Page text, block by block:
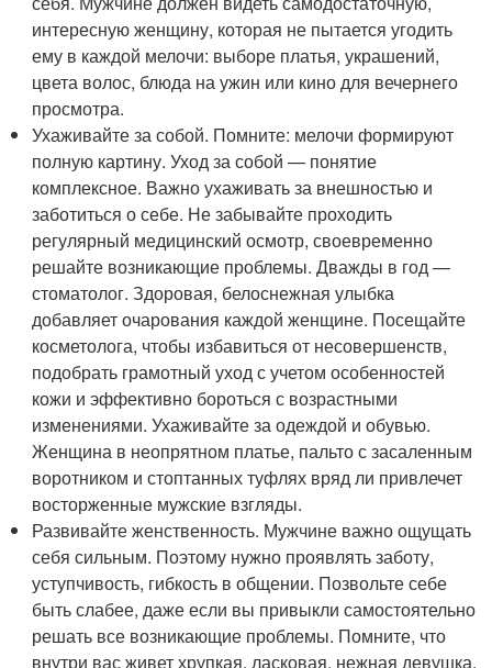
интересную женщину, которая не пытается угодить
ему в каждой мелочи: выборе платья, украшений,
цвета волос, блюда на ужин или кино для вечернего
просмотра.
Ухаживайте за собой. Помните: мелочи формируют
полную картину. Уход за собой — понятие
комплексное. Важно ухаживать за внешностью и
заботиться о себе. Не забывайте проходить
регулярный медицинский осмотр, своевременно
решайте возникающие проблемы. Дважды в год —
стоматолог. Здоровая, белоснежная улыбка
добавляет очарования каждой женщине. Посещайте
косметолога, чтобы избавиться от несовершенств,
подобрать грамотный уход с учетом особенностей
кожи и эффективно бороться с возрастными
изменениями. Ухаживайте за одеждой и обувью.
Женщина в неопрятном платье, пальто с засаленным
воротником и стоптанных туфлях вряд ли привлечет
восторженные мужские взгляды.
Развивайте женственность. Мужчине важно ощущать
себя сильным. Поэтому нужно проявлять заботу,
уступчивость, гибкость в общении. Позвольте себе
быть слабее, даже если вы привыкли самостоятельно
решать все возникающие проблемы. Помните, что
внутри вас живет хрупкая, ласковая, нежная девушка,